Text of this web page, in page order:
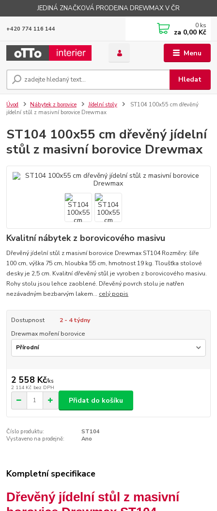
JEDINÁ ZNAČKOVÁ PRODEJNA DREWMAX V ČR
Menu
Hledat
+420 774 116 144 0 ks
za 0,00 Kč
Úvod Nábytek z borovice Jídelní stoly
ST104 100x55 cm dřevěný
jídelní stůl z masivní borovice Drewmax
ST104 100x55 cm dřevěný jídelní
stůl z masivní borovice Drewmax
Kvalitní nábytek z borovicového masivu
Dřevěný jídelní stůl z masivní borovice Drewmax ST104 Rozměry: šíře
100 cm, výška 75 cm, hloubka 55 cm, hmotnost 19 kg. Tloušťka stolové
desky je 2,5 cm. Kvalitní dřevěný stůl je vyroben z borovicového masivu.
Rohy stolu jsou lehce zaoblené. Dřevěný povrch stolu je natřen
nezávadným bezbarvým lakem... celý popis
Dostupnost
2 - 4 týdny
Drewmax moření borovice
2 558 Kč/ks
2 114 Kč bez DPH
Přidat do košíku
Číslo produktu:
ST104
Vystaveno na prodejně:
Ano
Kompletní specifikace
Dřevěný jídelní stůl z masivní